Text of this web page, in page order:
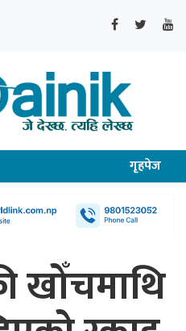
गृहपेज
खोँचमाथि